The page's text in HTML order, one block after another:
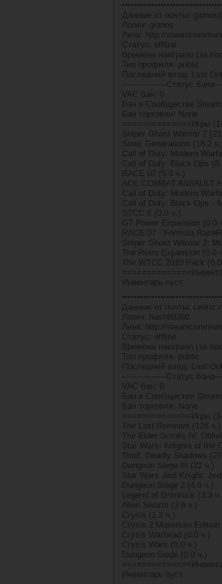
Данные от почты:
Логин: gionos
Линк: http://
Статус: offline
Времени наиграно (за
Тип профиля: public
Последний вход: Last
---------------Статус
VAC бан: 0
Бан в Сообществе
Бан торговли: None
=============<Игры
Sniper Ghost Warrior 2
Sonic Generations (18.2
Call of Duty: Modern
Call of Duty: Black Ops
RACE 07 (5.0 ч.)
ACE COMBAT ASSAULT
Call of Duty: Modern
Call of Duty: Black Ops -
STCC II (0.0 ч.)
GT Power Expansion (0.0
RACE 07 - Formula
Sniper Ghost Warrior 2:
The Retro Expansion (0.0
The WTCC 2010 Pack
Инвентарь пуст
Данные от почты:
Логин: hash90380
Линк: http://
Статус: offline
Времени наиграно (за
Тип профиля: public
Последний вход: Last
---------------Статус
VAC бан: 0
Бан в Сообществе
Бан торговли: None
=============<Игры
The Last Remnant (126 ч.)
The Elder Scrolls IV:
Star Wars: Knights of the
Thief: Deadly Shadows
Dungeon Siege III (22 ч.)
Star Wars Jedi Knight:
Dungeon Siege 2 (4.6 ч.)
Legend of Grimrock (3.3
Alien Swarm (2.6 ч.)
Crysis (1.3 ч.)
Crysis 2 Maximum Edition
Crysis Warhead (0.0 ч.)
Crysis Wars (0.0 ч.)
Dungeon Siege (0.0 ч.)
Инвентарь пуст